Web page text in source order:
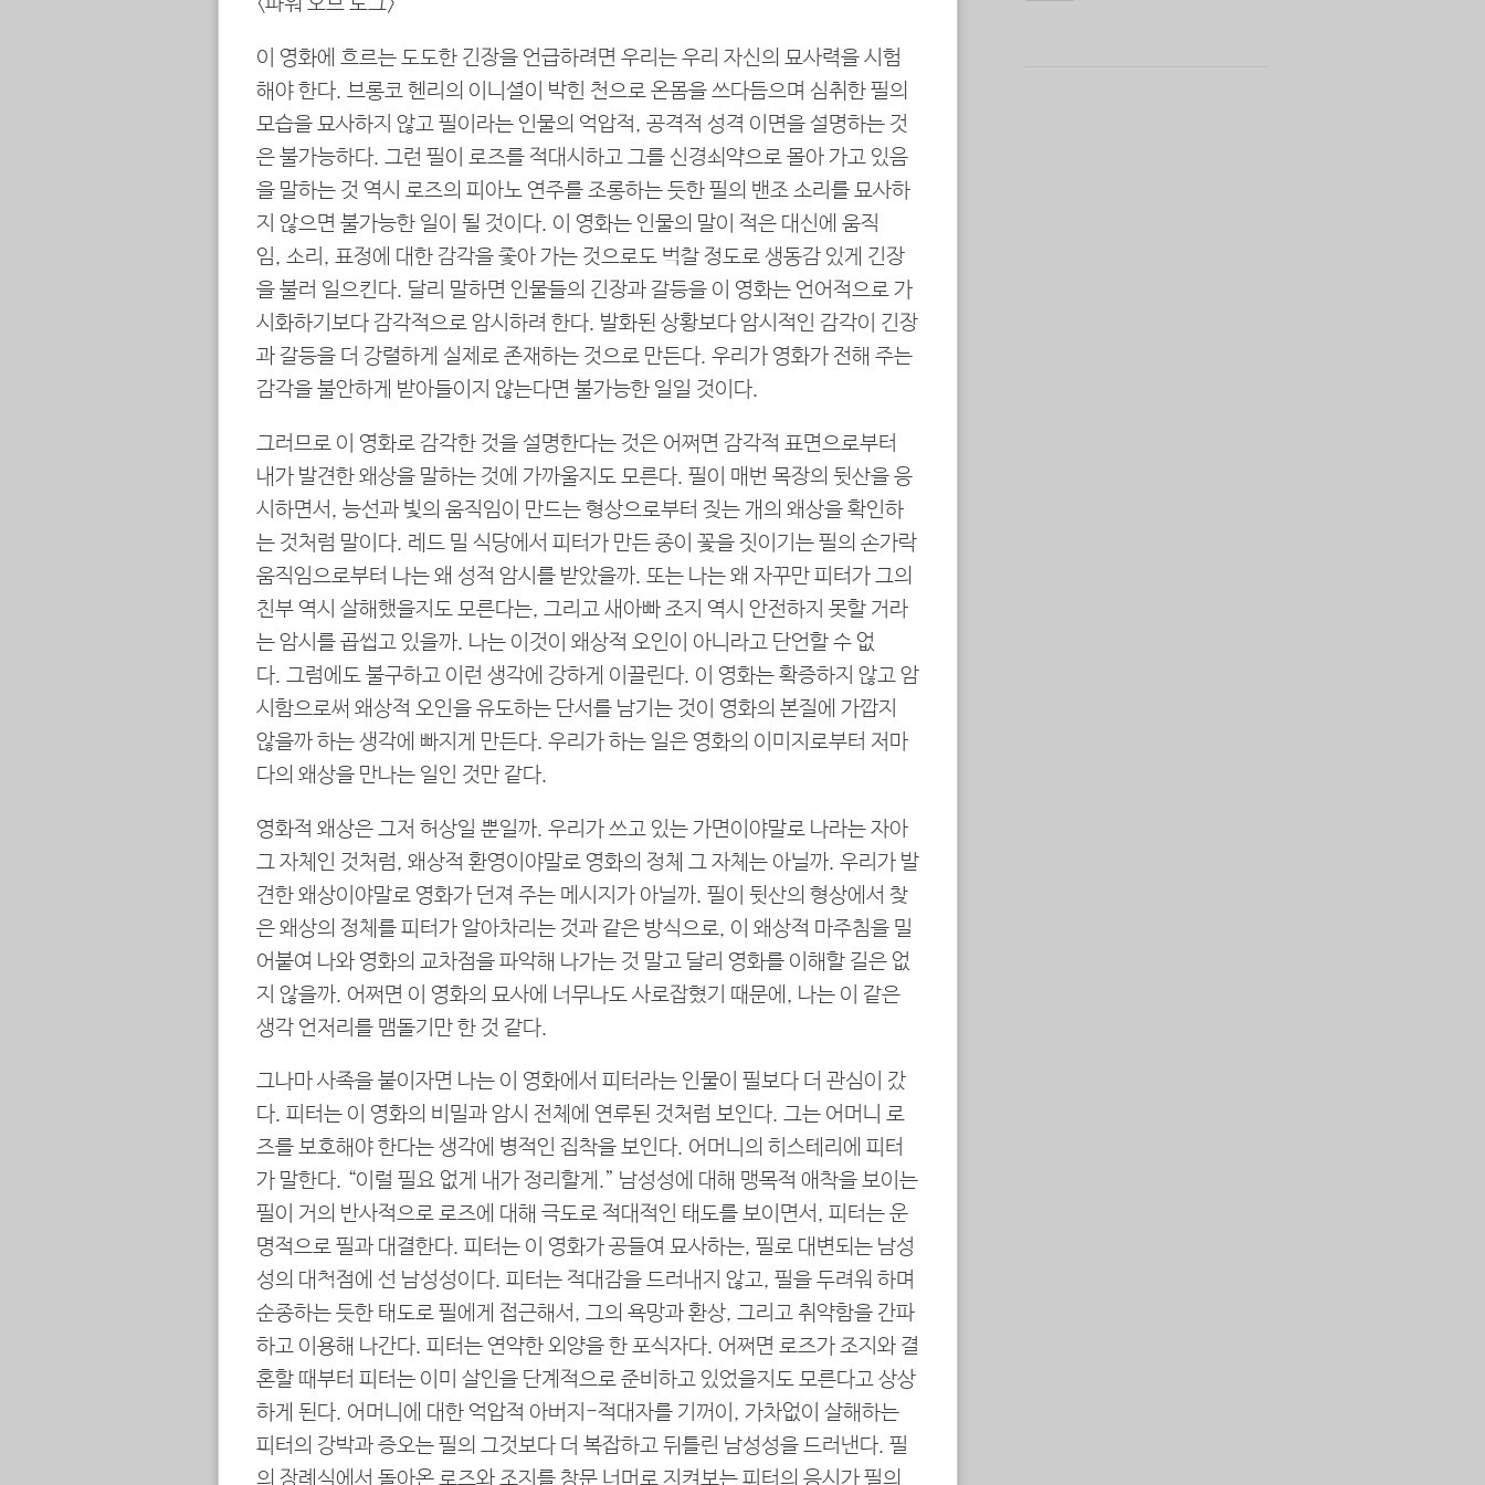
이 영화에 흐르는 도도한 긴장을 언급하려면 우리는 우리 자신의 묘사력을 시험
해야 한다. 브롱코 헨리의 이니셜이 박힌 천으로 온몸을 쓰다듬으며 심취한 필의
모습을 묘사하지 않고 필이라는 인물의 억압적, 공격적 성격 이면을 설명하는 것
은 불가능하다. 그런 필이 로즈를 적대시하고 그를 신경쇠약으로 몰아 가고 있음
을 말하는 것 역시 로즈의 피아노 연주를 조롱하는 듯한 필의 밴조 소리를 묘사하
지 않으면 불가능한 일이 될 것이다. 이 영화는 인물의 말이 적은 대신에 움직
임, 소리, 표정에 대한 감각을 좇아 가는 것으로도 벅찰 정도로 생동감 있게 긴장
을 불러 일으킨다. 달리 말하면 인물들의 긴장과 갈등을 이 영화는 언어적으로 가
시화하기보다 감각적으로 암시하려 한다. 발화된 상황보다 암시적인 감각이 긴장
과 갈등을 더 강렬하게 실제로 존재하는 것으로 만든다. 우리가 영화가 전해 주는
감각을 불안하게 받아들이지 않는다면 불가능한 일일 것이다.
그러므로 이 영화로 감각한 것을 설명한다는 것은 어쩌면 감각적 표면으로부터
내가 발견한 왜상을 말하는 것에 가까울지도 모른다. 필이 매번 목장의 뒷산을 응
시하면서, 능선과 빛의 움직임이 만드는 형상으로부터 짖는 개의 왜상을 확인하
는 것처럼 말이다. 레드 밀 식당에서 피터가 만든 종이 꽃을 짓이기는 필의 손가락
움직임으로부터 나는 왜 성적 암시를 받았을까. 또는 나는 왜 자꾸만 피터가 그의
친부 역시 살해했을지도 모른다는, 그리고 새아빠 조지 역시 안전하지 못할 거라
는 암시를 곱씹고 있을까. 나는 이것이 왜상적 오인이 아니라고 단언할 수 없
다. 그럼에도 불구하고 이런 생각에 강하게 이끌린다. 이 영화는 확증하지 않고 암
시함으로써 왜상적 오인을 유도하는 단서를 남기는 것이 영화의 본질에 가깝지
않을까 하는 생각에 빠지게 만든다. 우리가 하는 일은 영화의 이미지로부터 저마
다의 왜상을 만나는 일인 것만 같다.
영화적 왜상은 그저 허상일 뿐일까. 우리가 쓰고 있는 가면이야말로 나라는 자아
그 자체인 것처럼, 왜상적 환영이야말로 영화의 정체 그 자체는 아닐까. 우리가 발
견한 왜상이야말로 영화가 던져 주는 메시지가 아닐까. 필이 뒷산의 형상에서 찾
은 왜상의 정체를 피터가 알아차리는 것과 같은 방식으로, 이 왜상적 마주침을 밀
어붙여 나와 영화의 교차점을 파악해 나가는 것 말고 달리 영화를 이해할 길은 없
지 않을까. 어쩌면 이 영화의 묘사에 너무나도 사로잡혔기 때문에, 나는 이 같은
생각 언저리를 맴돌기만 한 것 같다.
그나마 사족을 붙이자면 나는 이 영화에서 피터라는 인물이 필보다 더 관심이 갔
다. 피터는 이 영화의 비밀과 암시 전체에 연루된 것처럼 보인다. 그는 어머니 로
즈를 보호해야 한다는 생각에 병적인 집착을 보인다. 어머니의 히스테리에 피터
가 말한다. “이럴 필요 없게 내가 정리할게.” 남성성에 대해 맹목적 애착을 보이는
필이 거의 반사적으로 로즈에 대해 극도로 적대적인 태도를 보이면서, 피터는 운
명적으로 필과 대결한다. 피터는 이 영화가 공들여 묘사하는, 필로 대변되는 남성
성의 대척점에 선 남성성이다. 피터는 적대감을 드러내지 않고, 필을 두려워 하며
순종하는 듯한 태도로 필에게 접근해서, 그의 욕망과 환상, 그리고 취약함을 간파
하고 이용해 나간다. 피터는 연약한 외양을 한 포식자다. 어쩌면 로즈가 조지와 결
혼할 때부터 피터는 이미 살인을 단계적으로 준비하고 있었을지도 모른다고 상상
하게 된다. 어머니에 대한 억압적 아버지-적대자를 기꺼이, 가차없이 살해하는
피터의 강박과 증오는 필의 그것보다 더 복잡하고 뒤틀린 남성성을 드러낸다. 필
의 장례식에서 돌아온 로즈와 조지를 창문 너머로 지켜보는 피터의 응시가 필의